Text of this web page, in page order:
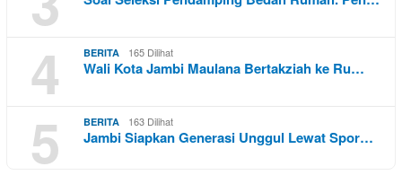
4 BERITA 165 Dilihat
Wali Kota Jambi Maulana Bertakziah ke Ru…
5 BERITA 163 Dilihat
Jambi Siapkan Generasi Unggul Lewat Spor…